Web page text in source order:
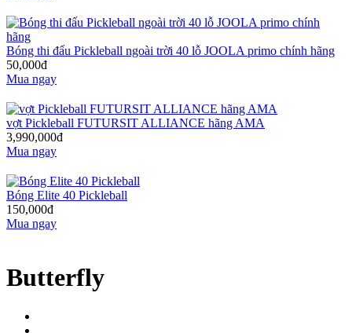
Bóng thi đấu Pickleball ngoài trời 40 lỗ JOOLA primo chính hãng
50,000đ
Mua ngay
vợt Pickleball FUTURSIT ALLIANCE hãng AMA
3,990,000đ
Mua ngay
Bóng Elite 40 Pickleball
150,000đ
Mua ngay
Butterfly